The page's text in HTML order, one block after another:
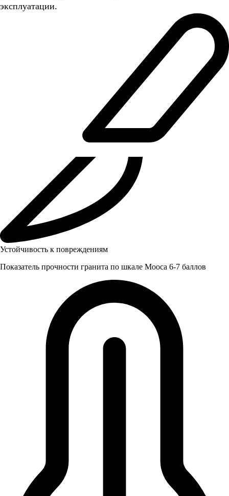
эксплуатации.
Устойчивость к повреждениям
Показатель прочности гранита по шкале Мооса 6-7 баллов